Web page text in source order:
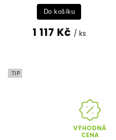
1 117 Kč / ks
Do košíku
TIP
VÝHODNÁ
CENA